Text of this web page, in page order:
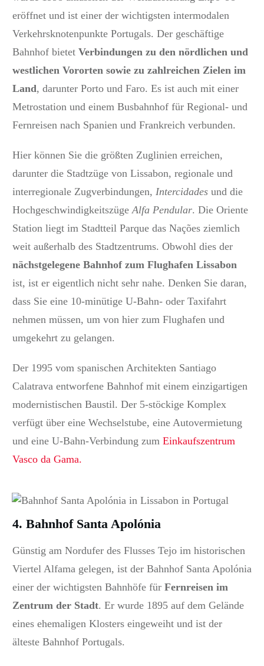
eröffnet und ist einer der wichtigsten intermodalen
Verkehrsknotenpunkte Portugals. Der geschäftige
Bahnhof bietet Verbindungen zu den nördlichen und
westlichen Vororten sowie zu zahlreichen Zielen im
Land, darunter Porto und Faro. Es ist auch mit einer
Metrostation und einem Busbahnhof für Regional- und
Fernreisen nach Spanien und Frankreich verbunden.
Hier können Sie die größten Zuglinien erreichen,
darunter die Stadtzüge von Lissabon, regionale und
interregionale Zugverbindungen, Intercidades und die
Hochgeschwindigkeitszüge Alfa Pendular. Die Oriente
Station liegt im Stadtteil Parque das Nações ziemlich
weit außerhalb des Stadtzentrums. Obwohl dies der
nächstgelegene Bahnhof zum Flughafen Lissabon
ist, ist er eigentlich nicht sehr nahe. Denken Sie daran,
dass Sie eine 10-minütige U-Bahn- oder Taxifahrt
nehmen müssen, um von hier zum Flughafen und
umgekehrt zu gelangen.
Der 1995 vom spanischen Architekten Santiago
Calatrava entworfene Bahnhof mit einem einzigartigen
modernistischen Baustil. Der 5-stöckige Komplex
verfügt über eine Wechselstube, eine Autovermietung
und eine U-Bahn-Verbindung zum Einkaufszentrum
Vasco da Gama.
4. Bahnhof Santa Apolónia
Günstig am Nordufer des Flusses Tejo im historischen
Viertel Alfama gelegen, ist der Bahnhof Santa Apolónia
einer der wichtigsten Bahnhöfe für Fernreisen im
Zentrum der Stadt. Er wurde 1895 auf dem Gelände
eines ehemaligen Klosters eingeweiht und ist der
älteste Bahnhof Portugals.